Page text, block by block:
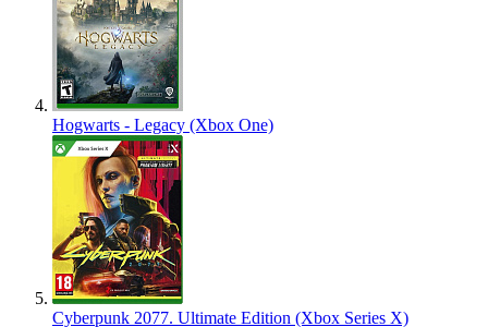
Hogwarts - Legacy (Xbox One)
Cyberpunk 2077. Ultimate Edition (Xbox Series X)